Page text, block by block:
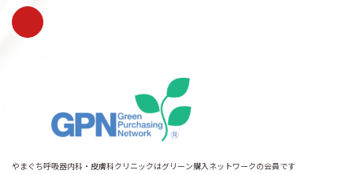
やまぐち呼吸器内科・皮膚科クリニックはグリーン購入ネットワークの会員です